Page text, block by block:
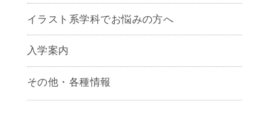
アニメーション学科
声優学科
イラスト系学科でお悩みの方へ
入学案内
募集要項
早期出願制度・AOエントリー
その他・各種情報
アクセス